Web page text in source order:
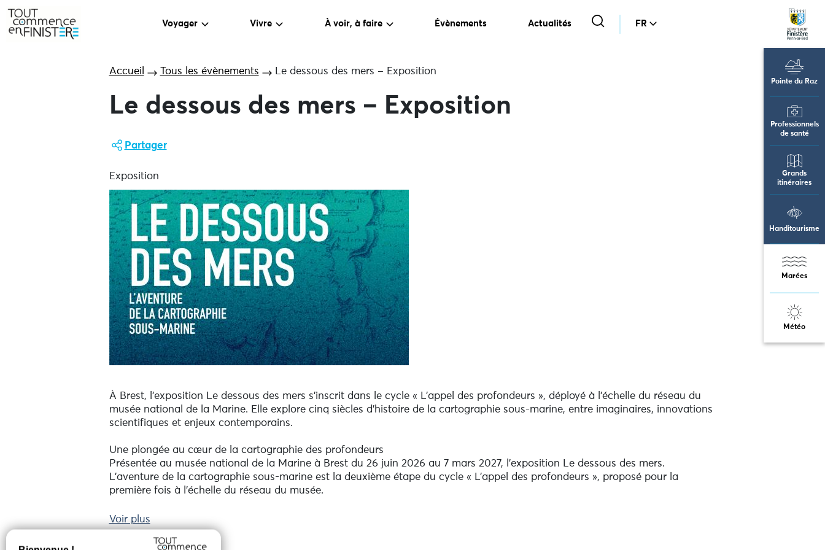
Voyager Vivre À voir, à faire Évènements Actualités FR
Pointe du Raz
Professionnels
de santé
Grands
itinéraires
Handitourisme
Marées
Météo
Accueil Tous les évènements Le dessous des mers – Exposition
Le dessous des mers – Exposition
Partager
Exposition
À Brest, l’exposition Le dessous des mers s’inscrit dans le cycle « L’appel des profondeurs », déployé à l’échelle du réseau du
musée national de la Marine. Elle explore cinq siècles d’histoire de la cartographie sous-marine, entre imaginaires, innovations
scientifiques et enjeux contemporains.
Une plongée au cœur de la cartographie des profondeurs
Présentée au musée national de la Marine à Brest du 26 juin 2026 au 7 mars 2027, l’exposition Le dessous des mers.
L’aventure de la cartographie sous-marine est la deuxième étape du cycle « L’appel des profondeurs », proposé pour la
première fois à l’échelle du réseau du musée.
Des premières cartes marines, peuplées de monstres et de créatures mystérieuses, jusqu’aux modélisations 3D des fonds
marins, le parcours retrace cinq siècles d’innovations visant à mesurer, analyser et représenter ces territoires longtemps restés
Voir plus